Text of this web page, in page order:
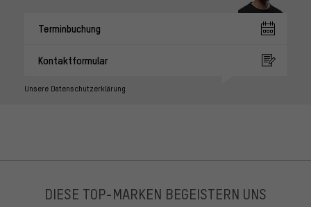
Terminbuchung
Kontaktformular
Unsere Datenschutzerklärung
DIESE TOP-MARKEN BEGEISTERN UNS